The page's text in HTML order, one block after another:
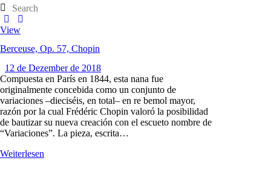
View
Berceuse, Op. 57, Chopin
12 de Dezember de 2018
Compuesta en París en 1844, esta nana fue
originalmente concebida como un conjunto de
variaciones –dieciséis, en total– en re bemol mayor,
razón por la cual Frédéric Chopin valoró la posibilidad
de bautizar su nueva creación con el escueto nombre de
“Variaciones”. La pieza, escrita…
Weiterlesen